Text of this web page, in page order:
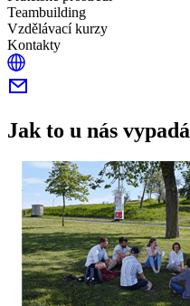
Teambuilding
Vzdělávací kurzy
Kontakty
Jak to u nás vypadá